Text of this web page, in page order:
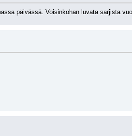
päivässä. Voisinkohan luvata sarjista